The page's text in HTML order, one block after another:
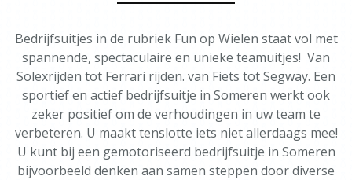
Bedrijfsuitjes in de rubriek Fun op Wielen staat vol met
spannende, spectaculaire en unieke teamuitjes! Van
Solexrijden tot Ferrari rijden. van Fiets tot Segway. Een
sportief en actief bedrijfsuitje in Someren werkt ook
zeker positief om de verhoudingen in uw team te
verbeteren. U maakt tenslotte iets niet allerdaags mee!
U kunt bij een gemotoriseerd bedrijfsuitje in Someren
bijvoorbeeld denken aan samen steppen door diverse